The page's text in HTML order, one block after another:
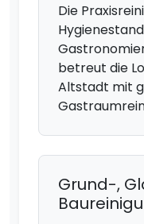
Die
betreut die
Altstadt mit
Grund-,